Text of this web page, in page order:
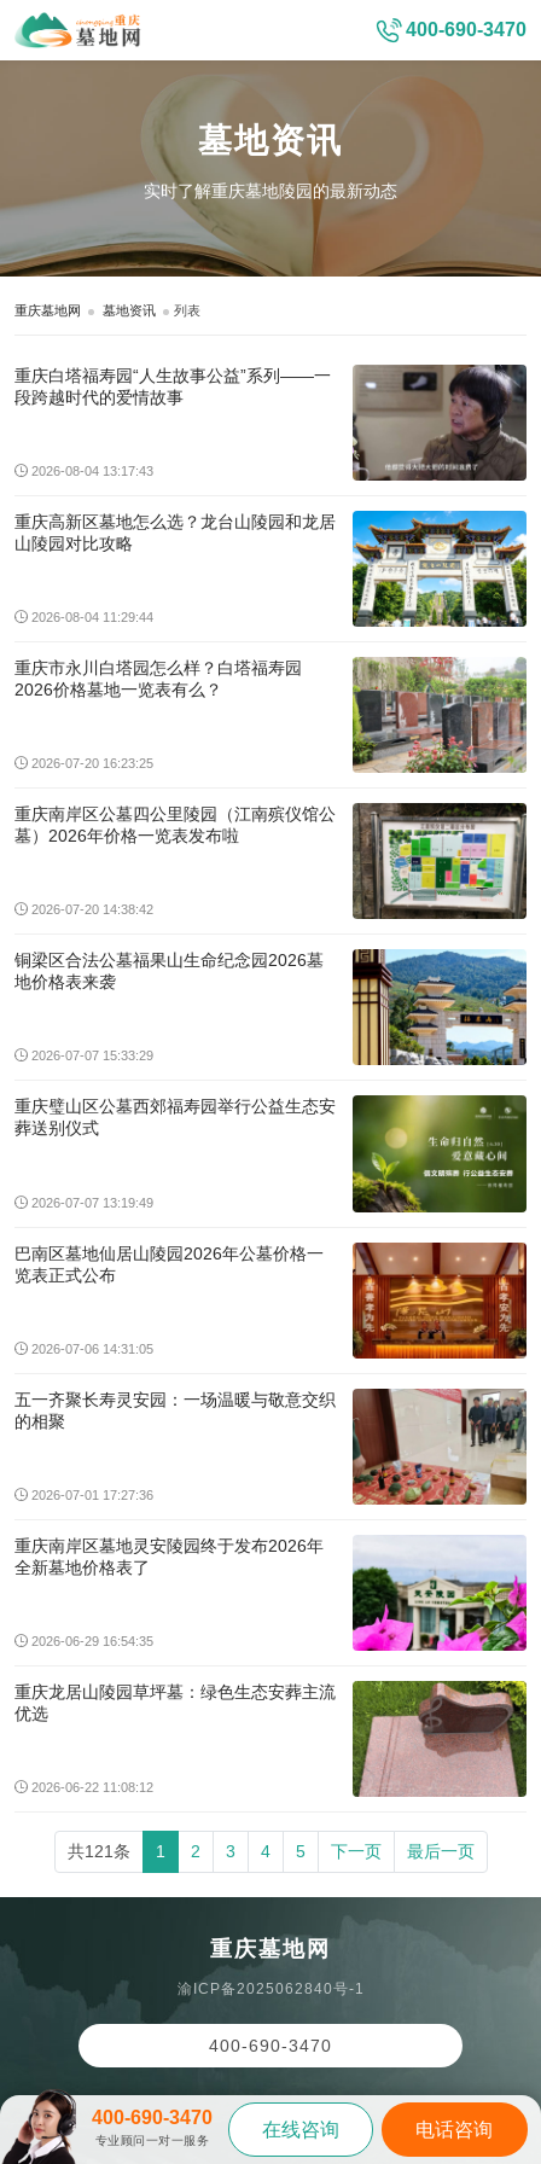
400-690-3470
墓地资讯
实时了解重庆墓地陵园的最新动态
重庆墓地网 墓地资讯 列表
重庆白塔福寿园“人生故事公益”系列——一
段跨越时代的爱情故事
2026-08-04 13:17:43
重庆高新区墓地怎么选？龙台山陵园和龙居
山陵园对比攻略
2026-08-04 11:29:44
重庆市永川白塔园怎么样？白塔福寿园
2026价格墓地一览表有么？
2026-07-20 16:23:25
重庆南岸区公墓四公里陵园（江南殡仪馆公
墓）2026年价格一览表发布啦
2026-07-20 14:38:42
铜梁区合法公墓福果山生命纪念园2026墓
地价格表来袭
2026-07-07 15:33:29
重庆璧山区公墓西郊福寿园举行公益生态安
葬送别仪式
2026-07-07 13:19:49
巴南区墓地仙居山陵园2026年公墓价格一
览表正式公布
2026-07-06 14:31:05
五一齐聚长寿灵安园：一场温暖与敬意交织
的相聚
2026-07-01 17:27:36
重庆南岸区墓地灵安陵园终于发布2026年
全新墓地价格表了
2026-06-29 16:54:35
重庆龙居山陵园草坪墓：绿色生态安葬主流
优选
2026-06-22 11:08:12
共121条 1 2 3 4 5 下一页 最后一页
重庆墓地网
渝ICP备2025062840号-1
400-690-3470
400-690-3470
专业顾问一对一服务
在线咨询 电话咨询